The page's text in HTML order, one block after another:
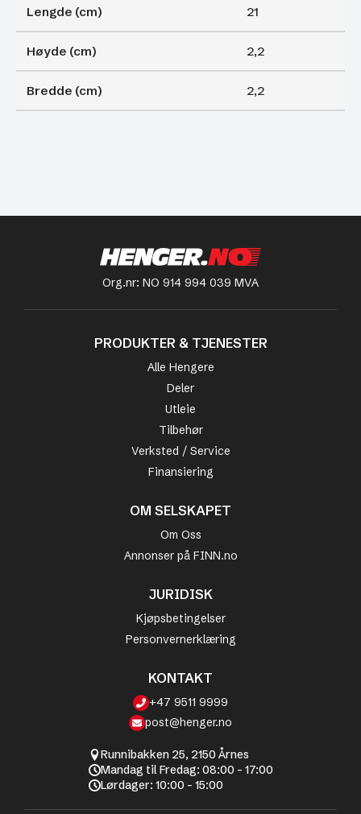
Lengde (cm) 21
Høyde (cm) 2,2
Bredde (cm) 2,2
Org.nr: NO 914 994 039 MVA
PRODUKTER & TJENESTER
Alle Hengere
Deler
Utleie
Tilbehør
Verksted / Service
Finansiering
OM SELSKAPET
Om Oss
Annonser på FINN.no
JURIDISK
Kjøpsbetingelser
Personvernerklæring
KONTAKT
+47 9511 9999
post@henger.no
Runnibakken 25, 2150 Årnes
Mandag til Fredag: 08:00 - 17:00
Lørdager: 10:00 - 15:00